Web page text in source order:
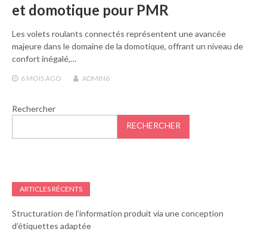
et domotique pour PMR
Les volets roulants connectés représentent une avancée
majeure dans le domaine de la domotique, offrant un niveau de
confort inégalé,…
6 MOIS AGO ADMIN6
Rechercher
RECHERCHER
ARTICLES RÉCENTS
Structuration de l’information produit via une conception
d’étiquettes adaptée